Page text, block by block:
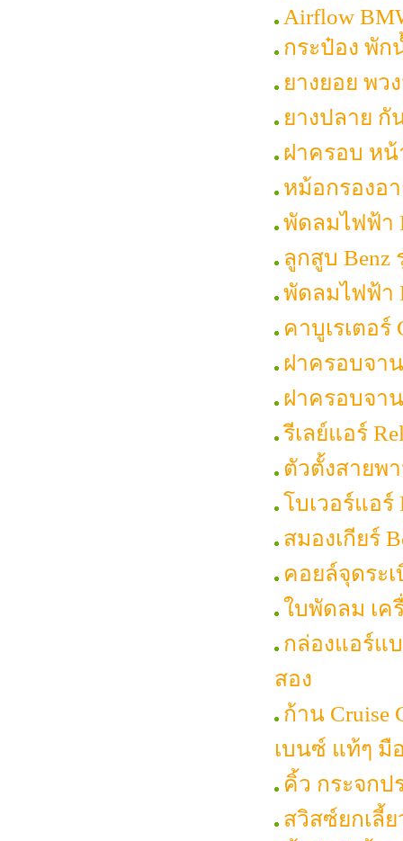
Airflow
กระป๋อง พัก
ยางยอย พว
ยางปลาย กั
ฝาครอบ หน้
หม้อกรองอ
พัดลมไฟฟ้า
ลูกสูบ Benz
พัดลมไฟฟ้า
คาบูเรเตอร์
ฝาครอบจา
ฝาครอบจา
รีเลย์แอร์
ตัวตั้งสายพา
โบเวอร์แอร์
สมองเกียร์
คอยล์จุดระเ
ใบพัดลม เค
กล่องแอร์แ
สอง
ก้าน Cruise
เบนซ์ แท้ๆ มื
คิ้ว กระจกป
สวิสซ์ยกเลี้